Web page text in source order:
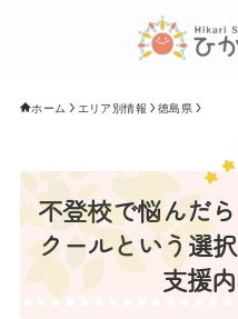
ホーム エリア別情報 徳島県
不登校で悩んだ
クールという選
支援